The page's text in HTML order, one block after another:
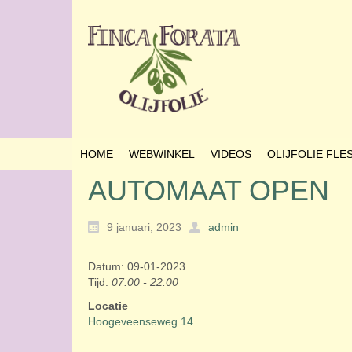
HOME WEBWINKEL VIDEOS OLIJFOLIE
AUTOMAAT OPEN
9 januari, 2023
admin
Datum: 09-01-2023
Tijd: 07:00 - 22:00
Locatie
Hoogeveenseweg 14